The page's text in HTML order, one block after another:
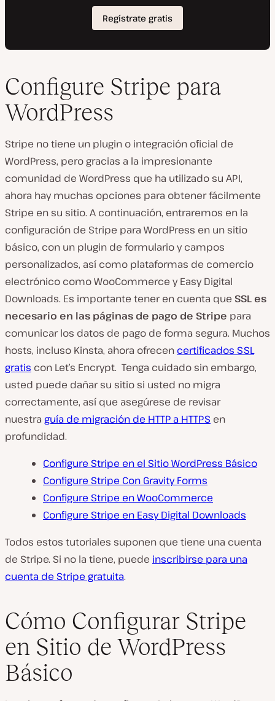
Configure Stripe para
WordPress
Stripe no tiene un plugin o integración oficial de
WordPress, pero gracias a la impresionante
comunidad de WordPress que ha utilizado su API,
ahora hay muchas opciones para obtener fácilmente
Stripe en su sitio. A continuación, entraremos en la
configuración de Stripe para WordPress en un sitio
básico, con un plugin de formulario y campos
personalizados, así como plataformas de comercio
electrónico como WooCommerce y Easy Digital
Downloads. Es importante tener en cuenta que SSL es
necesario en las páginas de pago de Stripe para
comunicar los datos de pago de forma segura. Muchos
hosts, incluso Kinsta, ahora ofrecen certificados SSL
gratis con Let’s Encrypt. Tenga cuidado sin embargo,
usted puede dañar su sitio si usted no migra
correctamente, así que asegúrese de revisar
nuestra guía de migración de HTTP a HTTPS en
profundidad.
Configure Stripe en el Sitio WordPress Básico
Configure Stripe Con Gravity Forms
Configure Stripe en WooCommerce
Configure Stripe en Easy Digital Downloads
Todos estos tutoriales suponen que tiene una cuenta
de Stripe. Si no la tiene, puede inscribirse para una
cuenta de Stripe gratuita.
Cómo Configurar Stripe
en Sitio de WordPress
Básico